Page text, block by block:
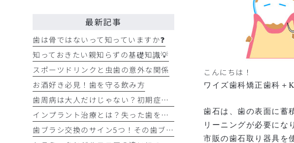
こんにちは！
ワイズ歯科矯正歯科＋
歯石は、歯の表面に蓄
リーニングが必要にな
市販の歯石取り器具を
最新記事
歯は骨ではないって知っていますか❓
知っておきたい親知らずの基礎知識💡
スポーツドリンクと虫歯の意外な関係
お酒好き必見！歯を守る飲み方
歯周病は大人だけじゃない？初期症状をチェック
インプラント治療とは？失った歯を補う選択肢を正しく知りましょう！！
歯ブラシ交換のサイン5つ！その歯ブラシ、まだ使っていませんか？🪥